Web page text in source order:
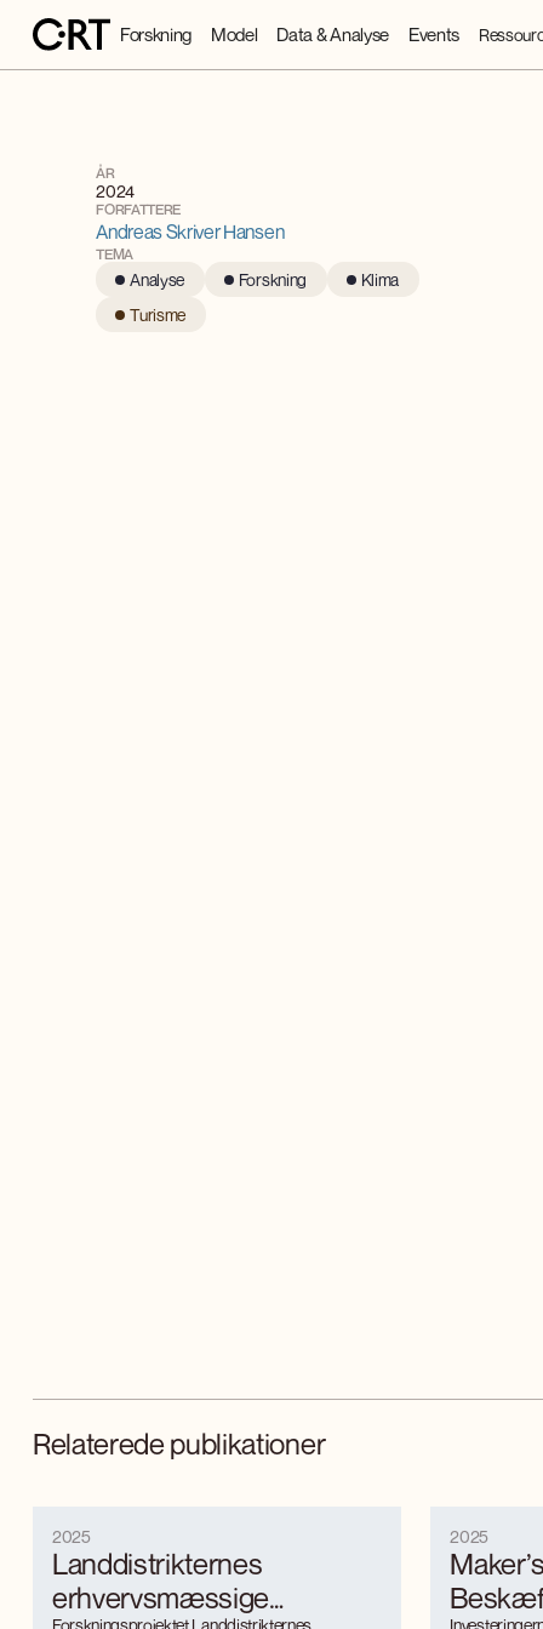
Forskning Model Data & Analyse Events
ÅR
2024
FORFATTERE
Andreas Skriver Hansen
TEMA
Analyse Forskning
Klima
Turisme
Relaterede publikationer
Landdistrikternes
erhvervsmæssige
2025 2025